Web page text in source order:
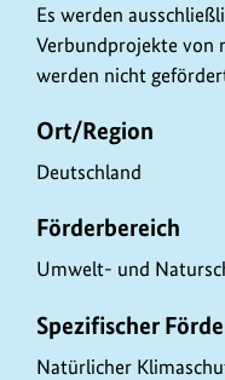
d
a
e
n
Es werden
Verbundprojekte von
werden nicht
Ort/Region
Deutschland
Förderbereich
Umwelt- und
Spezifischer
Natürlicher